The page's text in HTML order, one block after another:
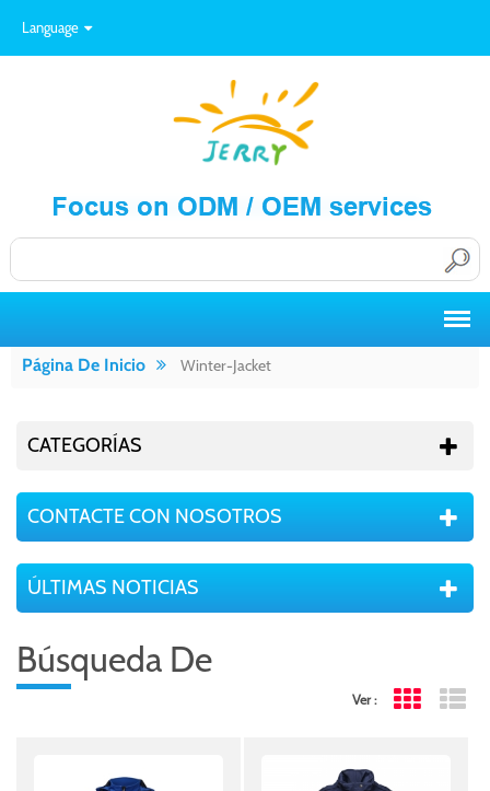
Language
Página De Inicio Winter-Jacket
CATEGORÍAS
CONTACTE CON NOSOTROS
ÚLTIMAS NOTICIAS
Búsqueda De
Ver : Grid View